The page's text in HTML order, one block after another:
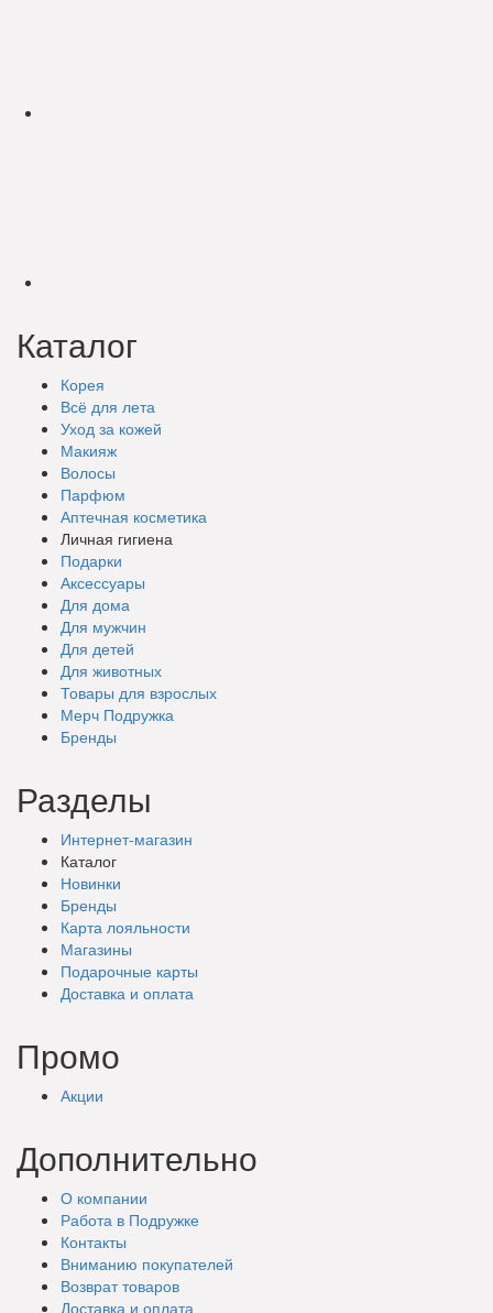
Каталог
Корея
Всё для лета
Уход за кожей
Макияж
Волосы
Парфюм
Аптечная косметика
Личная гигиена
Подарки
Аксессуары
Для дома
Для мужчин
Для детей
Для животных
Товары для взрослых
Мерч Подружка
Бренды
Разделы
Интернет-магазин
Каталог
Новинки
Бренды
Карта лояльности
Магазины
Подарочные карты
Доставка и оплата
Промо
Акции
Дополнительно
О компании
Работа в Подружке
Контакты
Вниманию покупателей
Возврат товаров
Доставка и оплата